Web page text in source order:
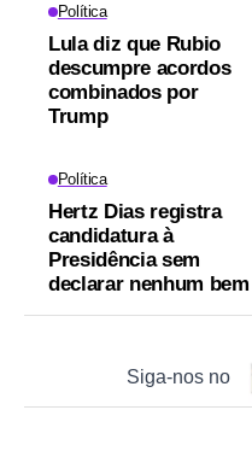
Política
Lula diz que Rubio
descumpre acordos
combinados por
Trump
Política
Hertz Dias registra
candidatura à
Presidência sem
declarar nenhum bem
Siga-nos no